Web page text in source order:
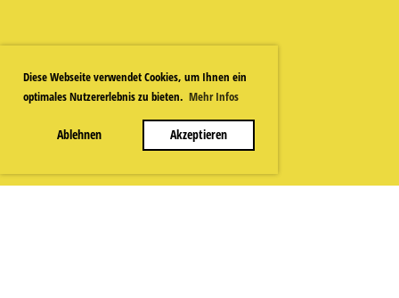
Diese Webseite verwendet Cookies, um Ihnen ein
optimales Nutzererlebnis zu bieten. Mehr Infos
Ablehnen Akzeptieren